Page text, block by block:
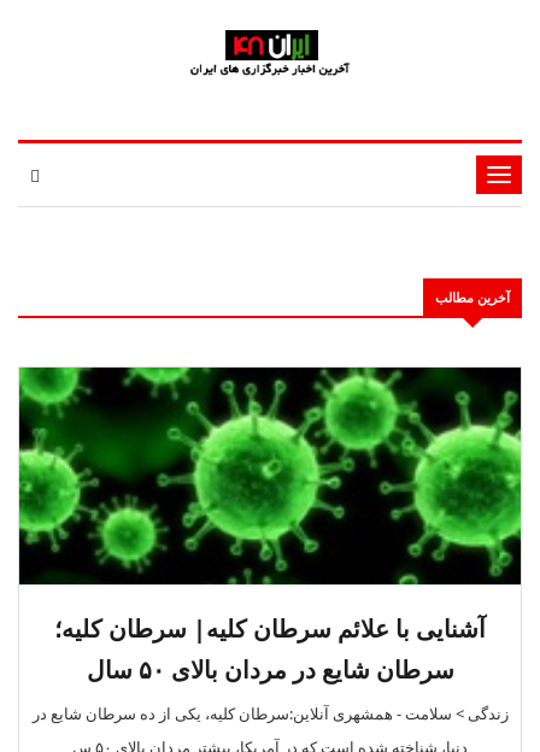
تغییر
وضعیت
آخرین مطالب
آشنایی با علائم سرطان کلیه| سرطان کلیه؛
سرطان‌ شایع در مردان بالای ۵۰ سال
زندگی > سلامت - همشهری آنلاین:سرطان کلیه، یکی از ده سرطان شایع در
دنیا، شناخته شده است که در آمریکا، بیشتر مردان بالای ۵۰ س